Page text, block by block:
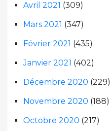
Avril 2021 (309)
Mars 2021 (347)
Février 2021 (435)
Janvier 2021 (402)
Décembre 2020 (229)
Novembre 2020 (188)
Octobre 2020 (217)